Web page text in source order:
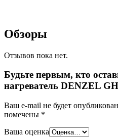
Обзоры
Отзывов пока нет.
Будьте первым, кто
нагреватель DENZEL
Ваш e-mail не будет
помечены *
Ваша оценка